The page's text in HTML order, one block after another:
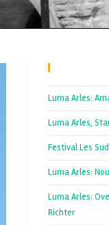
Luma Arles:
Luma Arles,
Festival Les
Luma Arles:
Luma Arles:
Richter